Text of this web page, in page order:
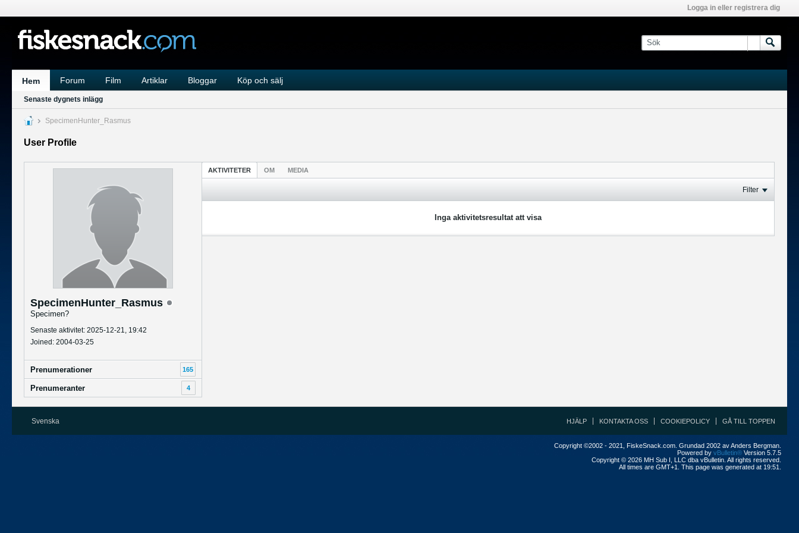
Logga in eller registrera dig
Hem Forum Film Artiklar Bloggar Köp och sälj
Senaste dygnets inlägg
SpecimenHunter_Rasmus
User Profile
SpecimenHunter_Rasmus
Specimen?
Senaste aktivitet: 2025-12-21, 19:42
Joined: 2004-03-25
Prenumerationer 165
Prenumeranter 4
AKTIVITETER OM MEDIA
Filter
Inga aktivitetsresultat att visa
Svenska HJÄLP KONTAKTA OSS COOKIEPOLICY GÅ TILL TOPPEN
Copyright ©2002 - 2021, FiskeSnack.com. Grundad 2002 av Anders Bergman.
Powered by vBulletin® Version 5.7.5
Copyright © 2026 MH Sub I, LLC dba vBulletin. All rights reserved.
All times are GMT+1. This page was generated at 19:51.